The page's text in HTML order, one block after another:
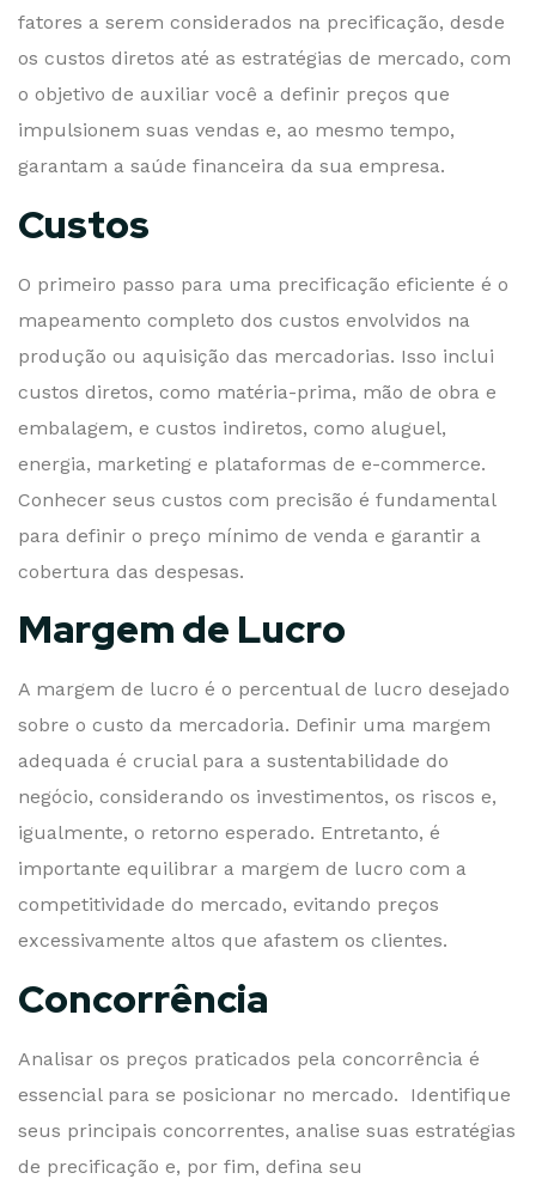
fatores a serem considerados na precificação, desde
os custos diretos até as estratégias de mercado, com
o objetivo de auxiliar você a definir preços que
impulsionem suas vendas e, ao mesmo tempo,
garantam a saúde financeira da sua empresa.
Custos
O primeiro passo para uma precificação eficiente é o
mapeamento completo dos custos envolvidos na
produção ou aquisição das mercadorias. Isso inclui
custos diretos, como matéria-prima, mão de obra e
embalagem, e custos indiretos, como aluguel,
energia, marketing e plataformas de e-commerce.
Conhecer seus custos com precisão é fundamental
para definir o preço mínimo de venda e garantir a
cobertura das despesas.
Margem de Lucro
A margem de lucro é o percentual de lucro desejado
sobre o custo da mercadoria. Definir uma margem
adequada é crucial para a sustentabilidade do
negócio, considerando os investimentos, os riscos e,
igualmente, o retorno esperado. Entretanto, é
importante equilibrar a margem de lucro com a
competitividade do mercado, evitando preços
excessivamente altos que afastem os clientes.
Concorrência
Analisar os preços praticados pela concorrência é
essencial para se posicionar no mercado. Identifique
seus principais concorrentes, analise suas estratégias
de precificação e, por fim, defina seu